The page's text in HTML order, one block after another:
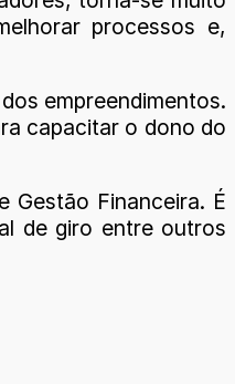
processos e,
empreendimentos.
capacitar o dono do
Gestão Financeira. É
de giro entre outros